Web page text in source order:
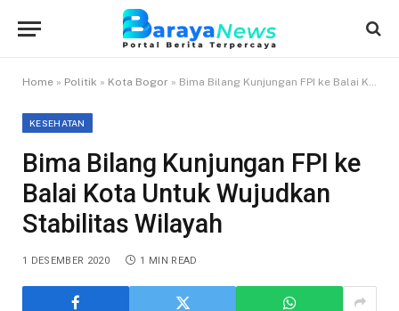
Home » Politik » Kota Bogor » Bima Bilang Kunjungan FPI ke Balai Kota Untuk Wujudkan Stabilitas Wilayah
KESEHATAN
Bima Bilang Kunjungan FPI ke
Balai Kota Untuk Wujudkan
Stabilitas Wilayah
1 DESEMBER 2020 1 MIN READ